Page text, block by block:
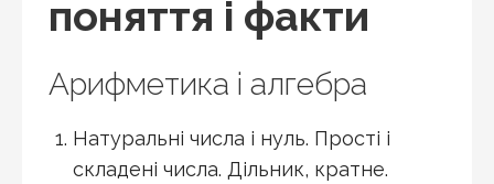
поняття і факти
Арифметика і алгебра
Натуральні числа і нуль. Прості і
складені числа. Дільник, кратне.